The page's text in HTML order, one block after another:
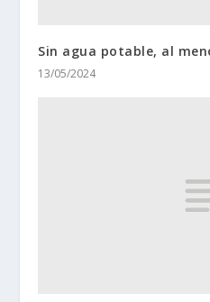
Sin agua potable, al
13/05/2024